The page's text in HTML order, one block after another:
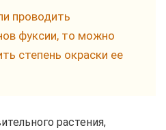
проводить
фуксии, то можно
степень окраски ее
растения,